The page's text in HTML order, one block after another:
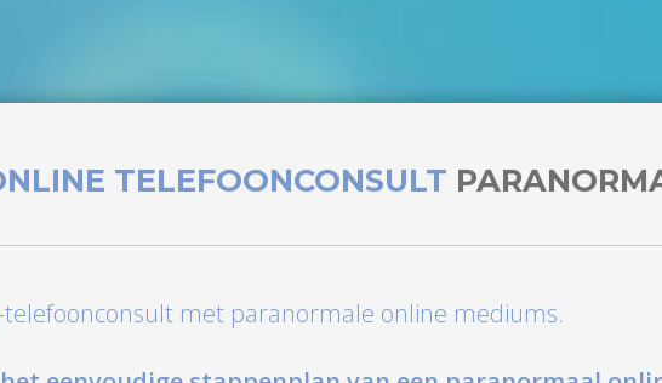
TELEFOONCONSULT
-telefoonconsult met paranormale online mediums.